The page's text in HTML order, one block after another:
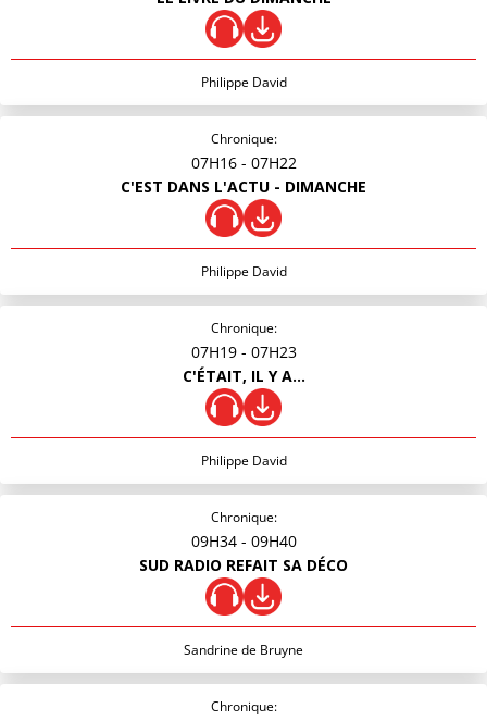
Philippe David
Chronique:
07H16 - 07H22
C'EST DANS L'ACTU - DIMANCHE
Philippe David
Chronique:
07H19 - 07H23
C'ÉTAIT, IL Y A...
Philippe David
Chronique:
09H34 - 09H40
SUD RADIO REFAIT SA DÉCO
Sandrine de Bruyne
Chronique: